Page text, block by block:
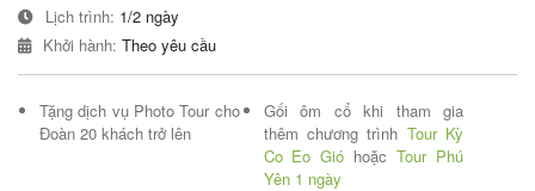
Nhơn
Lịch
Lịch trình: 1/2 ngày
Khởi hành: Theo yêu cầu
Tặng dịch vụ Photo Tour cho
Đoàn 20 khách trở lên
Gối ôm cổ khi tham gia
thêm chương trình Tour Kỳ
Co Eo Gió hoặcTour Phú
Yên 1 ngày